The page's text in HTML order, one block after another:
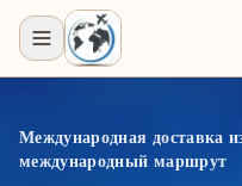
Международная доставка
международный маршрут